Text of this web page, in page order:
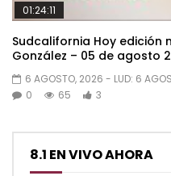
01:24:11
Sudcalifornia Hoy edición
González – 05 de agosto
6 AGOSTO, 2026 - LUD: 6
0
65 3
8.1 EN VIVO AHORA